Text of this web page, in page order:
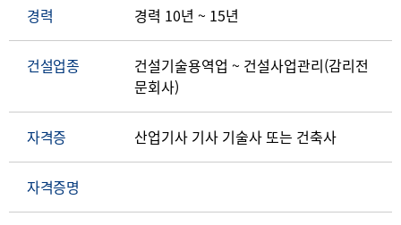
경력 경력 10년 ~ 15년
건설업종
건설기술용역업 ~ 건설사업관리(감리전
문회사)
자격증 산업기사 기사 기술사 또는 건축사
자격증명